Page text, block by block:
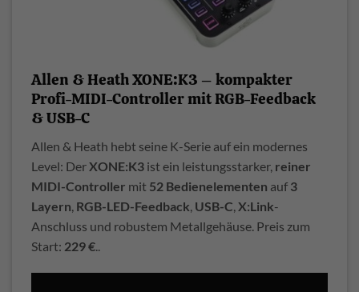
Allen & Heath XONE:K3 – kompakter
Profi-MIDI-Controller mit RGB-Feedback
& USB-C
Allen & Heath hebt seine K-Serie auf ein modernes
Level: DerXONE:K3 ist ein leistungsstarker, reiner
MIDI-Controller mit 52 Bedienelementen auf 3
Layern RGB-LED-Feedback USB-C X:Link-
Anschluss und robustem Metallgehäuse. Preis zum
Start: 229 €